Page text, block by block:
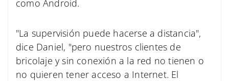
como Android.
"La supervisión puede hacerse a distancia",
dice Daniel, "pero nuestros clientes de
bricolaje y sin conexión a la red no tienen o
no quieren tener acceso a Internet. El